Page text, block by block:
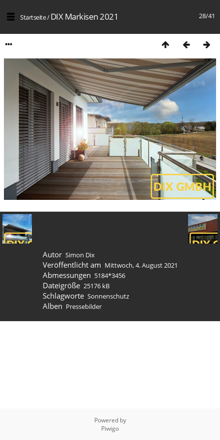
28/41
Startseite/DIX Markisen 2021
Autor Simon Dix
Veröffentlicht am Mittwoch, 4. August 2021
Abmessungen 5184*3456
Dateigröße 25176 kB
Schlagworte Sonnenschutz
Alben Pressebilder
Powered by
Piwigo